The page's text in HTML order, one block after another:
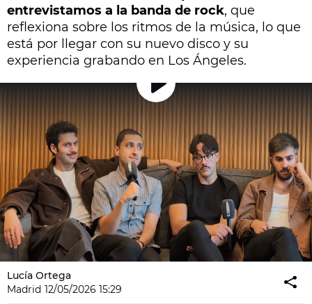
entrevistamos a la banda de rock, que
reflexiona sobre los ritmos de la música, lo que
está por llegar con su nuevo disco y su
experiencia grabando en Los Ángeles.
Lucía Ortega
Madrid 12/05/2026 15:29